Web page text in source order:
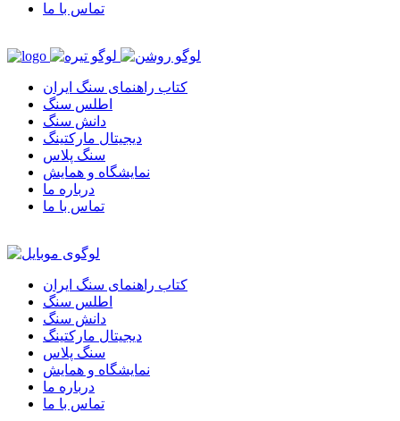
تماس با ما
کتاب راهنمای سنگ ایران
اطلس سنگ
دانش سنگ
دیجیتال مارکتینگ
سنگ پلاس
نمایشگاه و همایش
درباره ما
تماس با ما
کتاب راهنمای سنگ ایران
اطلس سنگ
دانش سنگ
دیجیتال مارکتینگ
سنگ پلاس
نمایشگاه و همایش
درباره ما
تماس با ما